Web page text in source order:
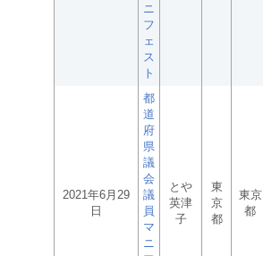
ニ
フ
ェ
ス
ト
2021年6月29
日
都
道
府
県
議
会
議
員
マ
ニ
とや
英津
子
東
京
都
東京
都